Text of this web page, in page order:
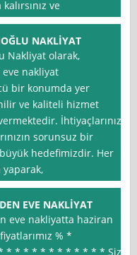
ve
NAKLİYAT
Nakliyat olarak,
eve nakliyat
bir konumda yer
ve kaliteli hizmet
İhtiyaçlarınıza
sorunsuz bir
büyük hedefimizdir. Her
EVE NAKLİYAT
eve nakliyatta haziran
% *
* * * * * * * * * * * * Siz